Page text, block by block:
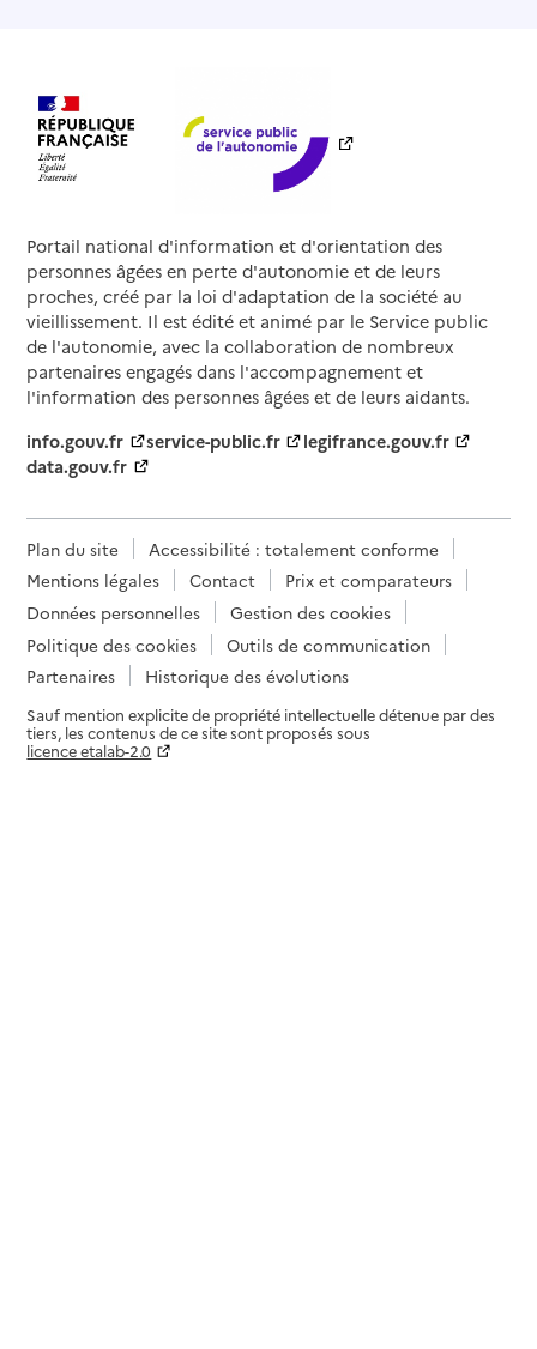
Portail national d'information et d'orientation des
personnes âgées en perte d'autonomie et de leurs
proches, créé par la loi d'adaptation de la société au
vieillissement. Il est édité et animé par le Service public
de l'autonomie, avec la collaboration de nombreux
partenaires engagés dans l'accompagnement et
l'information des personnes âgées et de leurs aidants.
info.gouv.fr
service-public.fr
legifrance.gouv.fr
data.gouv.fr
Plan du site
Accessibilité : totalement conforme
Mentions légales
Contact
Prix et comparateurs
Données personnelles
Gestion des cookies
Politique des cookies
Outils de communication
Partenaires
Historique des évolutions
Sauf mention explicite de propriété intellectuelle détenue par des
tiers, les contenus de ce site sont proposés sous
licence etalab-2.0